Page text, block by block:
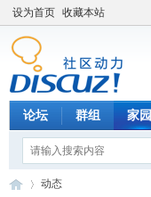
设为首页 收藏本站
论坛 群组 家园
动态